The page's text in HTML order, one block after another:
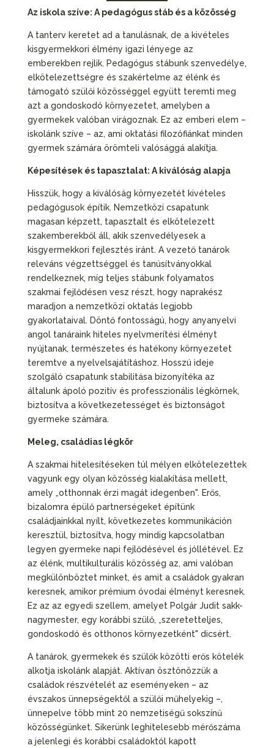
Az iskola szíve: A pedagógus stáb és a közösség
A tanterv keretet ad a tanulásnak, de a kivételes
kisgyermekkori élmény igazi lényege az
emberekben rejlik. Pedagógus stábunk szenvedélye,
elkötelezettségre és szakértelme az élénk és
támogató szülői közösséggel együtt teremti meg
azt a gondoskodó környezetet, amelyben a
gyermekek valóban virágoznak. Ez az emberi elem –
iskolánk szíve – az, ami oktatási filozófiánkat minden
gyermek számára örömteli valósággá alakítja.
Képesítések és tapasztalat: A kiválóság alapja
Hisszük, hogy a kiválóság környezetét kivételes
pedagógusok építik. Nemzetközi csapatunk
magasan képzett, tapasztalt és elkötelezett
szakemberekből áll, akik szenvedélyesek a
kisgyermekkori fejlesztés iránt. A vezető tanárok
releváns végzettséggel és tanúsítványokkal
rendelkeznek, míg teljes stábunk folyamatos
szakmai fejlődésen vesz részt, hogy naprakész
maradjon a nemzetközi oktatás legjobb
gyakorlataival. Döntő fontosságú, hogy anyanyelvi
angol tanáraink hiteles nyelvmerítési élményt
nyújtanak, természetes és hatékony környezetet
teremtve a nyelvelsajátításhoz. Hosszú ideje
szolgáló csapatunk stabilitása bizonyítéka az
általunk ápoló pozitív és professzionális légkörnek,
biztosítva a következetességet és biztonságot
gyermeke számára.
Meleg, családias légkör
A szakmai hitelesítéseken túl mélyen elkötelezettek
vagyunk egy olyan közösség kialakítása mellett,
amely „otthonnak érzi magát idegenben". Erős,
bizalomra épülő partnerségeket építünk
családjainkkal nyílt, következetes kommunikáción
keresztül, biztosítva, hogy mindig kapcsolatban
legyen gyermeke napi fejlődésével és jóllétével. Ez
az élénk, multikulturális közösség az, ami valóban
megkülönböztet minket, és amit a családok gyakran
keresnek, amikor prémium óvodai élményt keresnek.
Ez az az egyedi szellem, amelyet Polgár Judit sakk-
nagymester, egy korábbi szülő, „szeretetteljes,
gondoskodó és otthonos környezetként" dicsért.
A tanárok, gyermekek és szülők közötti erős kötelék
alkotja iskolánk alapját. Aktívan ösztönözzük a
családok részvételét az eseményeken – az
évszakos ünnepségektől a szülői műhelyekig –,
ünnepelve több mint 20 nemzetiségű sokszínű
közösségünket. Sikerünk leghitelesebb mérőszáma
a jelenlegi és korábbi családoktól kapott